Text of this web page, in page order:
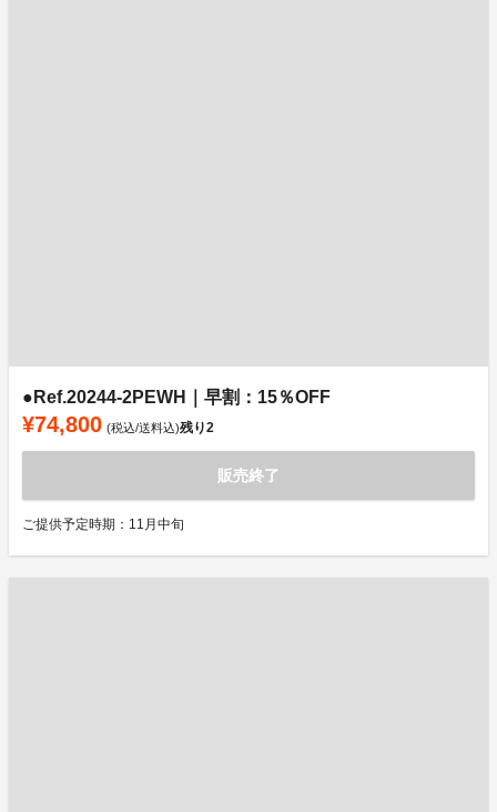
●Ref.20244-2PEWH｜早割：15％OFF
¥74,800 (税込/送料込)残り2
販売終了
ご提供予定時期：11月中旬